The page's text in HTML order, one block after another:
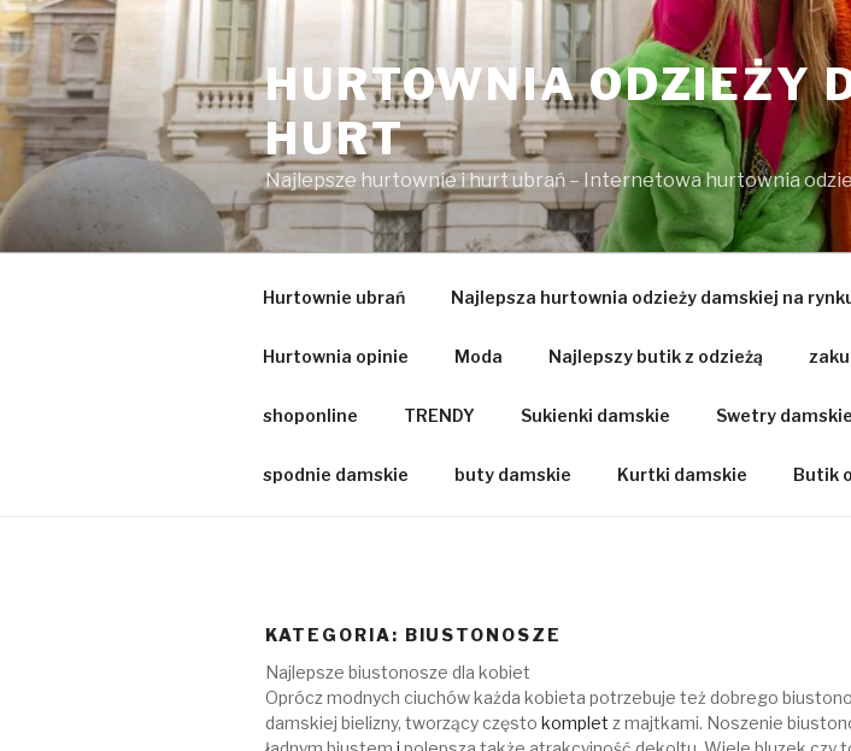
Przejdź
do
treści
HURTOWNIA ODZIEŻY
HURT
Najlepsze hurtownie i hurt ubrań – Internetowa hurtownia
Hurtownie ubrań Najlepsza hurtownia odzieży damskiej na
Hurtownia opinie Moda Najlepszy butik z odzieżą
shoponline TRENDY Sukienki damskie Swetry damskie
spodnie damskie buty damskie Kurtki damskie Butik
KATEGORIA: BIUSTONOSZE
Najlepsze biustonosze dla kobiet
Oprócz modnych ciuchów każda kobieta potrzebuje też dobrego
damskiej bielizny, tworzący często komplet z majtkami. Noszenie